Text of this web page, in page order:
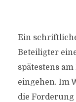
Ein
Beteiligter
spätestens
eingehen. Im
die